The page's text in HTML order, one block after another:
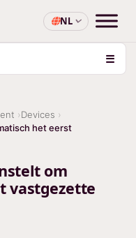
NL
☰
Devices
het eerst
om
vastgezette